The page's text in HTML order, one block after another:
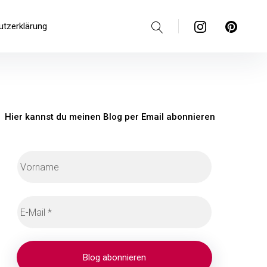
InstagramPinterest
Hier kannst du meinen Blog per Email abonnieren